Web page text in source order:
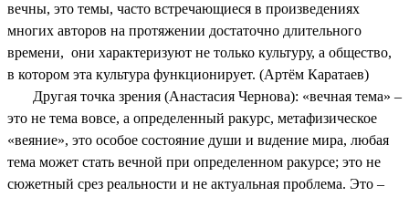
вечны, это темы, часто встречающиеся в произведениях
многих авторов на протяжении достаточно длительного
времени, они характеризуют не только культуру, а общество,
в котором эта культура функционирует. (Артём Каратаев)
Другая точка зрения (Анастасия Чернова): «вечная тема» –
это не тема вовсе, а определенный ракурс, метафизическое
«веяние», это особое состояние души и видение мира, любая
тема может стать вечной при определенном ракурсе; это не
сюжетный срез реальности и не актуальная проблема. Это –